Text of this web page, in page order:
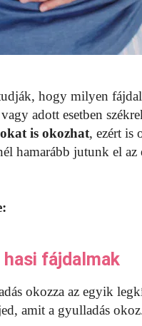
hogy milyen
adott esetben
is okozhat, ezért is
hamarább jutunk el
fájdalmak
okozza az egyik
amit a gyulladás